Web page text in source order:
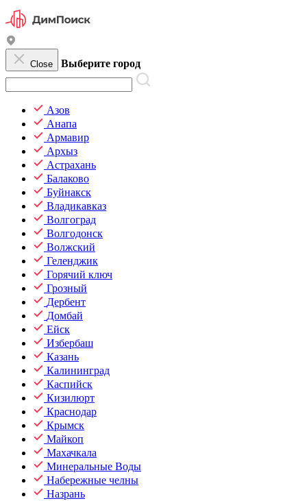
Close Выберите город
Азов
Анапа
Армавир
Архыз
Астрахань
Балаково
Буйнакск
Владикавказ
Волгоград
Волгодонск
Волжский
Геленджик
Горячий ключ
Грозный
Дербент
Домбай
Ейск
Избербаш
Казань
Калининград
Каспийск
Кизилюрт
Краснодар
Крымск
Майкоп
Махачкала
Минеральные Воды
Набережные челны
Назрань